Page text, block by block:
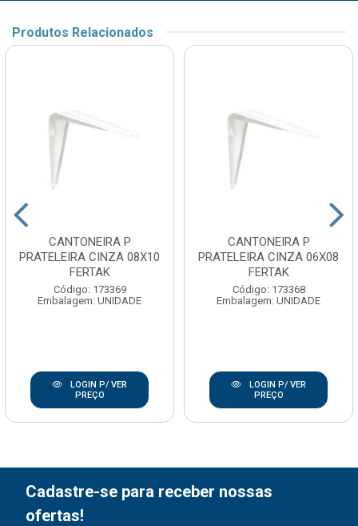
Produtos Relacionados
CANTONEIRA P
PRATELEIRA CINZA 08X10
FERTAK
Código: 173369
Embalagem: UNIDADE
LOGIN P/ VER
PREÇO
CANTONEIRA P
PRATELEIRA CINZA 06X08
FERTAK
Código: 173368
Embalagem: UNIDADE
LOGIN P/ VER
PREÇO
Cadastre-se para receber nossas
ofertas!